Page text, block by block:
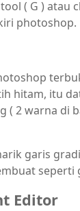
( G ) atau
photoshop.
hitam, itu
( 2 warna di
garis
seperti
Editor